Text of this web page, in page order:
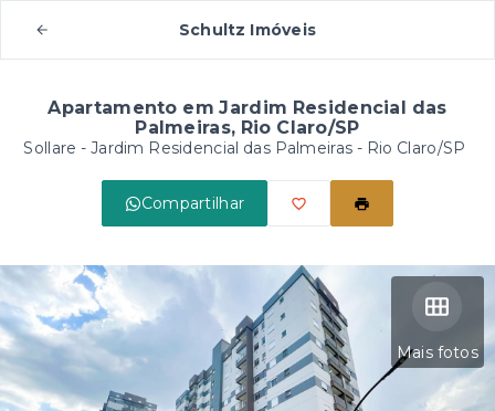
Schultz Imóveis
Apartamento em Jardim Residencial das
Palmeiras, Rio Claro/SP
Sollare - Jardim Residencial das Palmeiras - Rio Claro/SP
Compartilhar
Mais fotos